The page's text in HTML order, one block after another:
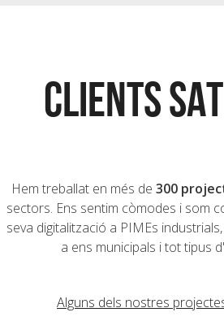
CLIENTS
Hem treballat en més de 300
sectors. Ens sentim còmodes i som
seva digitalització a PIMEs
a ens municipals i tot tipus
Alguns dels nostres